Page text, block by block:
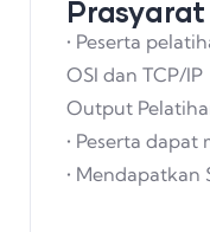
• Peserta
OSI dan TCP/IP
Output
• Peserta
• Mendapatkan